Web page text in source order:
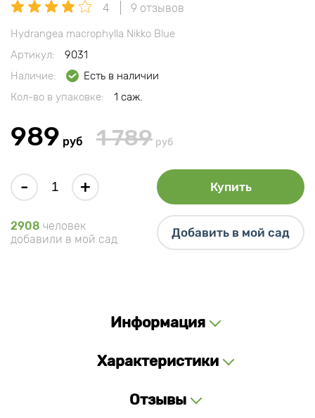
4 9 отзывов
Hydrangea macrophylla Nikko Blue
Артикул:
9031
Наличие:
Есть в наличии
Кол-во в упаковке:
1 саж.
989 руб 1 789 руб
- + Купить
2908 человек
добавили в мой сад
Добавить в мой сад
Информация
Характеристики
Отзывы